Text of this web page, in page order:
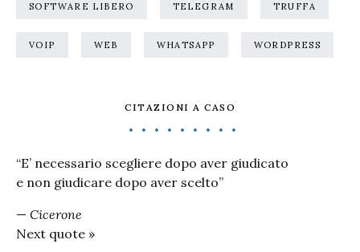
SOFTWARE LIBERO TELEGRAM TRUFFA
VOIP WEB WHATSAPP WORDPRESS
CITAZIONI A CASO
“E’ necessario scegliere dopo aver giudicato
e non giudicare dopo aver scelto”
— Cicerone
Next quote »